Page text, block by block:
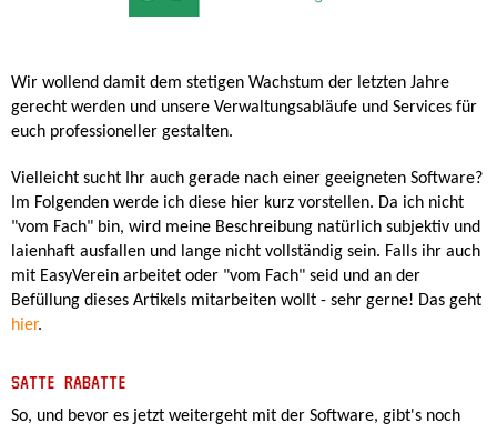
Wir wollend damit dem stetigen Wachstum der letzten Jahre
gerecht werden und unsere Verwaltungsabläufe und Services für
euch professioneller gestalten.
Vielleicht sucht Ihr auch gerade nach einer geeigneten Software?
Im Folgenden werde ich diese hier kurz vorstellen. Da ich nicht
"vom Fach" bin, wird meine Beschreibung natürlich subjektiv und
laienhaft ausfallen und lange nicht vollständig sein. Falls ihr auch
mit EasyVerein arbeitet oder "vom Fach" seid und an der
Befüllung dieses Artikels mitarbeiten wollt - sehr gerne! Das geht
hier.
SATTE RABATTE
So, und bevor es jetzt weitergeht mit der Software, gibt's noch